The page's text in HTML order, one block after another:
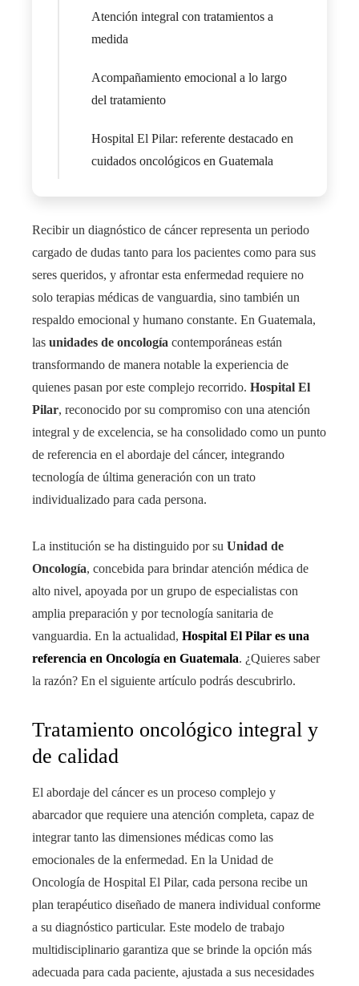
Atención integral con tratamientos a
medida
Acompañamiento emocional a lo largo
del tratamiento
Hospital El Pilar: referente destacado en
cuidados oncológicos en Guatemala
Recibir un diagnóstico de cáncer representa un periodo
cargado de dudas tanto para los pacientes como para sus
seres queridos, y afrontar esta enfermedad requiere no
solo terapias médicas de vanguardia, sino también un
respaldo emocional y humano constante. En Guatemala,
las unidades de oncología contemporáneas están
transformando de manera notable la experiencia de
quienes pasan por este complejo recorrido. Hospital El
Pilar, reconocido por su compromiso con una atención
integral y de excelencia, se ha consolidado como un punto
de referencia en el abordaje del cáncer, integrando
tecnología de última generación con un trato
individualizado para cada persona.
La institución se ha distinguido por su Unidad de
Oncología, concebida para brindar atención médica de
alto nivel, apoyada por un grupo de especialistas con
amplia preparación y por tecnología sanitaria de
vanguardia. En la actualidad, Hospital El Pilar es una
referencia en Oncología en Guatemala. ¿Quieres saber
la razón? En el siguiente artículo podrás descubrirlo.
Tratamiento oncológico integral y
de calidad
El abordaje del cáncer es un proceso complejo y
abarcador que requiere una atención completa, capaz de
integrar tanto las dimensiones médicas como las
emocionales de la enfermedad. En la Unidad de
Oncología de Hospital El Pilar, cada persona recibe un
plan terapéutico diseñado de manera individual conforme
a su diagnóstico particular. Este modelo de trabajo
multidisciplinario garantiza que se brinde la opción más
adecuada para cada paciente, ajustada a sus necesidades